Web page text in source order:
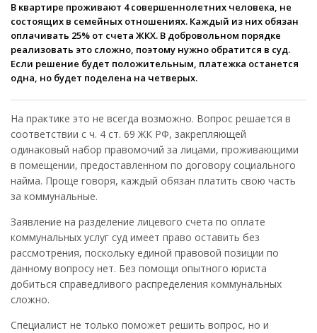
В квартире проживают 4 совершеннолетних человека, не
состоящих в семейных отношениях. Каждый из них обязан
оплачивать 25% от счета ЖКХ. В добровольном порядке
реализовать это сложно, поэтому нужно обратится в суд.
Если решение будет положительным, платежка останется
одна, но будет поделена на четверых.
На практике это не всегда возможно. Вопрос решается в
соответствии с ч. 4 ст. 69 ЖК РФ, закрепляющей
одинаковый набор правомочий за лицами, проживающими
в помещении, предоставленном по договору социального
найма. Проще говоря, каждый обязан платить свою часть
за коммунальные.
Заявление на разделение лицевого счета по оплате
коммунальных услуг суд имеет право оставить без
рассмотрения, поскольку единой правовой позиции по
данному вопросу нет. Без помощи опытного юриста
добиться справедливого распределения коммунальных
сложно.
Специалист не только поможет решить вопрос, но и